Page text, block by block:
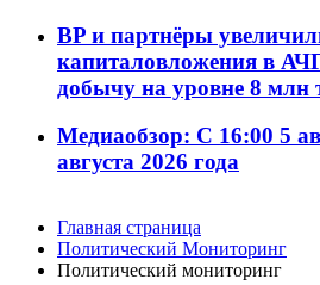
BP и партнёры
капиталовложения в
добычу на уровне 8 млн
Медиаобзор: С 16:00 5
августа 2026 года
Главная страница
Политический Мониторинг
Политический мониторинг